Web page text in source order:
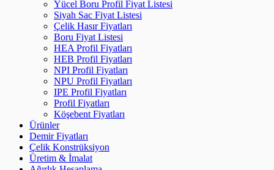
Yücel Boru Profil Fiyat Listesi
Siyah Sac Fiyat Listesi
Çelik Hasır Fiyatları
Boru Fiyat Listesi
HEA Profil Fiyatları
HEB Profil Fiyatları
NPI Profil Fiyatları
NPU Profil Fiyatları
IPE Profil Fiyatları
Profil Fiyatları
Köşebent Fiyatları
Ürünler
Demir Fiyatları
Çelik Konstrüksiyon
Üretim & İmalat